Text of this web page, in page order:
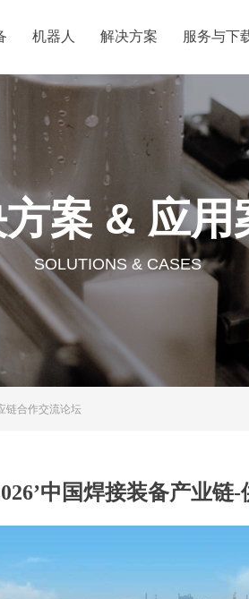
机器人 解决方案 服务与下
中国焊接装备产业链
链合作交流论坛
案 & 应
SOLUTIONS & CASES